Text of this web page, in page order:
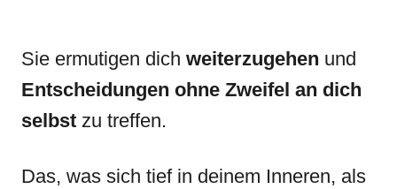
Sie ermutigen dich weiterzugehen und
Entscheidungen ohne Zweifel an dich
selbst zu treffen.
Das, was sich tief in deinem Inneren, als